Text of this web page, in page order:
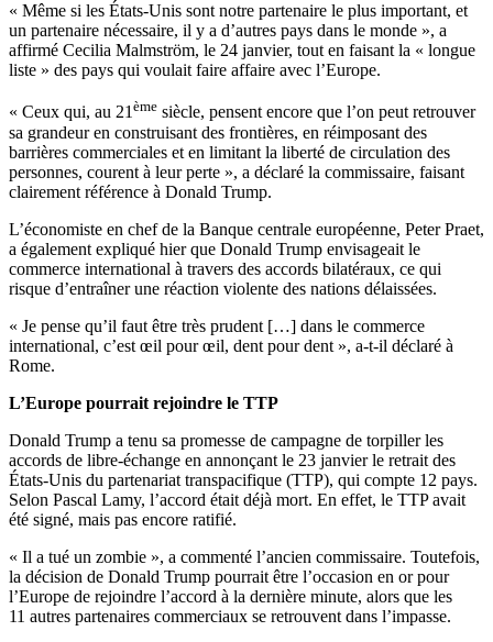
« Même si les États-Unis sont notre partenaire le plus important, et
un partenaire nécessaire, il y a d’autres pays dans le monde », a
affirmé Cecilia Malmström, le 24 janvier, tout en faisant la « longue
liste » des pays qui voulait faire affaire avec l’Europe.
« Ceux qui, au 21ème siècle, pensent encore que l’on peut retrouver
sa grandeur en construisant des frontières, en réimposant des
barrières commerciales et en limitant la liberté de circulation des
personnes, courent à leur perte », a déclaré la commissaire, faisant
clairement référence à Donald Trump.
L’économiste en chef de la Banque centrale européenne, Peter Praet,
a également expliqué hier que Donald Trump envisageait le
commerce international à travers des accords bilatéraux, ce qui
risque d’entraîner une réaction violente des nations délaissées.
« Je pense qu’il faut être très prudent […] dans le commerce
international, c’est œil pour œil, dent pour dent », a-t-il déclaré à
Rome.
L’Europe pourrait rejoindre le TTP
Donald Trump a tenu sa promesse de campagne de torpiller les
accords de libre-échange en annonçant le 23 janvier le retrait des
États-Unis du partenariat transpacifique (TTP), qui compte 12 pays.
Selon Pascal Lamy, l’accord était déjà mort. En effet, le TTP avait
été signé, mais pas encore ratifié.
« Il a tué un zombie », a commenté l’ancien commissaire. Toutefois,
la décision de Donald Trump pourrait être l’occasion en or pour
l’Europe de rejoindre l’accord à la dernière minute, alors que les
11 autres partenaires commerciaux se retrouvent dans l’impasse.